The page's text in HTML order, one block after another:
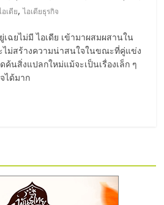
อเดีย,ไอเดียธุรกิจ
ฉยไม่มี ไอเดีย เข้ามาผสมผสานใน
ไม่สร้างความน่าสนใจในขณะที่คู่แข่ง
ค้นสิ่งแปลกใหม่แม้จะเป็นเรื่องเล็ก ๆ
ได้มาก